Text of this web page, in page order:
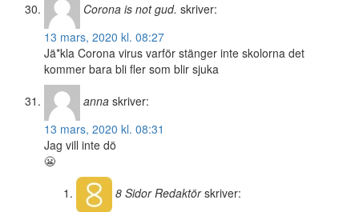
Corona is not gud. skriver:
13 mars, 2020 kl. 08:27
Jä*kla Corona virus varför stänger inte skolorna det
kommer bara bli fler som blir sjuka
anna skriver:
13 mars, 2020 kl. 08:31
Jag vill inte dö
😬
8 SidorRedaktör skriver: